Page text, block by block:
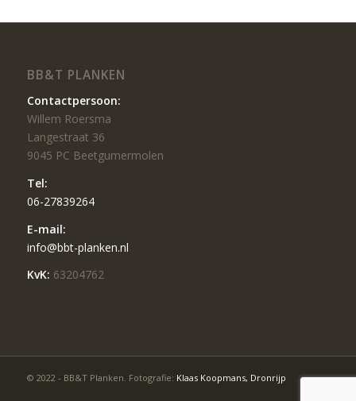
BB&T PLANKEN
Contactpersoon:
Willem Roersma
Langestraat 36
9045 PC Beetgumermolen
Tel:
06-27839264
E-mail:
info@bbt-planken.nl
KvK: 63204762
© 2022 - BB&T Planken. Fotografie: Klaas Koopmans, Dronrijp